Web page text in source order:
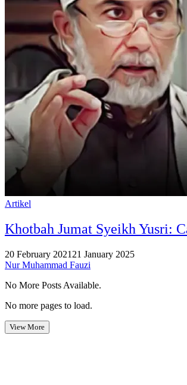
Artikel
Khotbah Jumat Syeikh Yusri:
20 February 2021 21 January 2025
Nur Muhammad Fauzi
No More Posts Available.
No more pages to load.
View More